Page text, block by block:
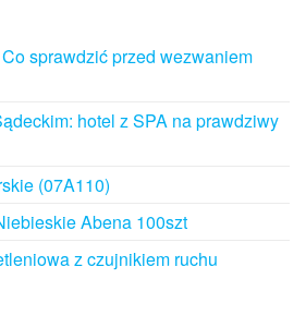
sprawdzić przed wezwaniem
hotel z SPA na prawdziwy
(07A110)
Abena 100szt
z czujnikiem ruchu